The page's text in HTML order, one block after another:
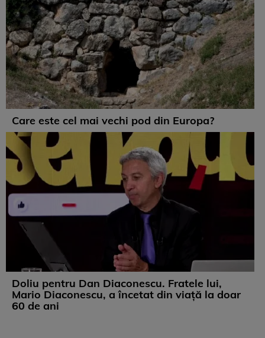
Care este cel mai vechi pod din Europa?
Doliu pentru Dan Diaconescu. Fratele lui,
Mario Diaconescu, a încetat din viață la doar
60 de ani